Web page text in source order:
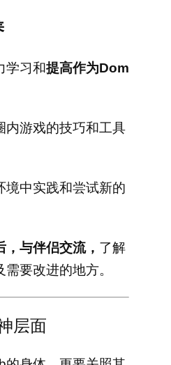
学习和提高作为Dom
内游戏的技巧和工具
境中实践和尝试新的
，与伴侣交流， 了解
要改进的地方。
层面